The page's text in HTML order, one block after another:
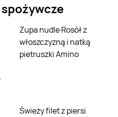
Zupa nudle Rosół z
włoszczyzną i natką
pietruszki Amino
Świeży filet z piersi